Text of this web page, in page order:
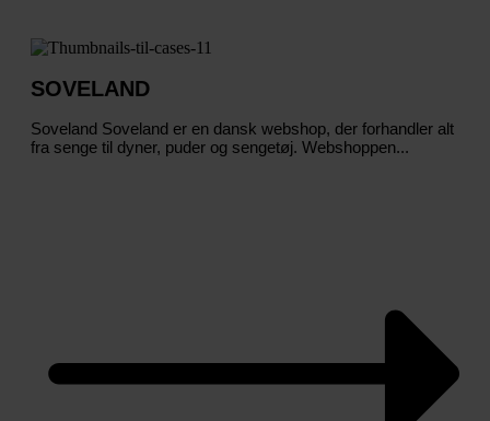
SOVELAND
Soveland Soveland er en dansk webshop, der forhandler alt
fra senge til dyner, puder og sengetøj. Webshoppen...